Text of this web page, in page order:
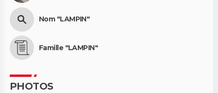
Nom "LAMPIN"
Famille "LAMPIN"
PHOTOS